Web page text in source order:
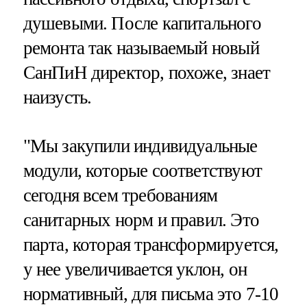
душевыми. После капитального
ремонта так называемый новый
СанПиН директор, похоже, знает
наизусть.
"Мы закупили индивидуальные
модули, которые соответствуют
сегодня всем требованиям
санитарных норм и правил. Это
парта, которая трансформируется,
у нее увеличивается уклон, он
нормативный, для письма это 7-10